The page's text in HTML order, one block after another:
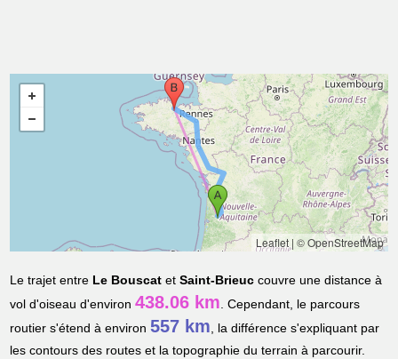
Leaflet| © OpenStreetMap
Le trajet entre Le Bouscat etSaint-Brieuc couvre une distance à
vol d'oiseau d'environ438.06 km. Cependant, le parcours
routier s'étend à environ557 km, la différence s'expliquant par
les contours des routes et la topographie du terrain à parcourir.